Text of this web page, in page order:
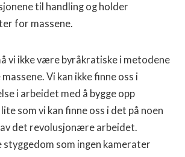
til handling og holder
for massene.
vi ikke være byråkratiske i metodene
Vi kan ikke finne oss i
i arbeidet med å bygge opp
som vi kan finne oss i det på noen
det revolusjonære arbeidet.
styggedom som ingen kamerater